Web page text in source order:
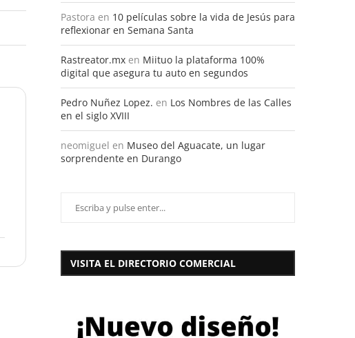
Pastora en 10 películas sobre la vida de Jesús para
reflexionar en Semana Santa
Rastreator.mx en Miituo la plataforma 100%
digital que asegura tu auto en segundos
Pedro Nuñez Lopez. en Los Nombres de las Calles
en el siglo XVIII
neomiguel en Museo del Aguacate, un lugar
sorprendente en Durango
VISITA EL DIRECTORIO COMERCIAL